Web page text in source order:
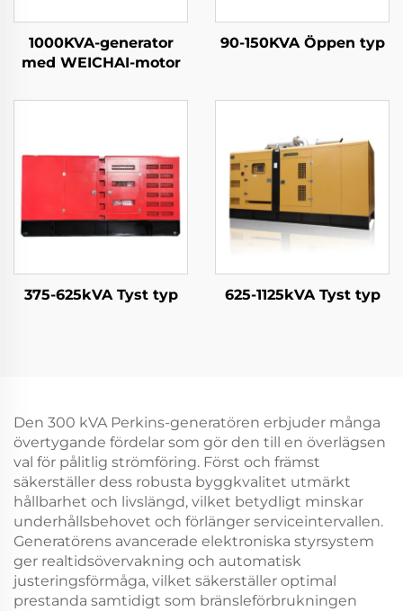
1000KVA-generator
med WEICHAI-motor
90-150KVA Öppen typ
375-625kVA Tyst typ 625-1125kVA Tyst typ
Den 300 kVA Perkins-generatören erbjuder många
övertygande fördelar som gör den till en överlägsen
val för pålitlig strömföring. Först och främst
säkerställer dess robusta byggkvalitet utmärkt
hållbarhet och livslängd, vilket betydligt minskar
underhållsbehovet och förlänger serviceintervallen.
Generatörens avancerade elektroniska styrsystem
ger realtidsövervakning och automatisk
justeringsförmåga, vilket säkerställer optimal
prestanda samtidigt som bränsleförbrukningen